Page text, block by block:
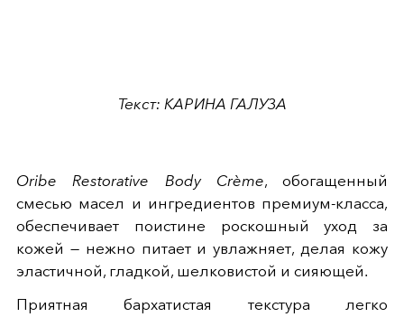
Текст: КАРИНА ГАЛУЗА
Oribe Restorative Body Crème, обогащенный
смесью масел и ингредиентов премиум-класса,
обеспечивает поистине роскошный уход за
кожей — нежно питает и увлажняет, делая кожу
эластичной, гладкой, шелковистой и сияющей.
Приятная бархатистая текстура легко